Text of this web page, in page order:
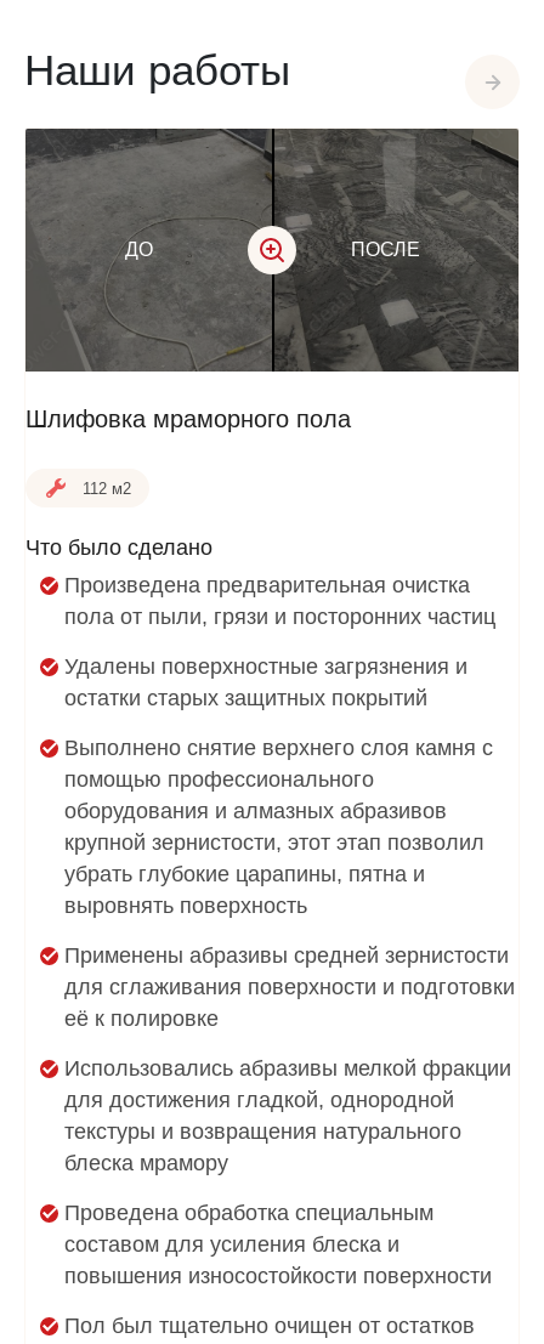
Наши работы
ДО ПОСЛЕ
Шлифовка мраморного пола
112 м2
Что было сделано
Произведена предварительная очистка
пола от пыли, грязи и посторонних частиц
Удалены поверхностные загрязнения и
остатки старых защитных покрытий
Выполнено снятие верхнего слоя камня с
помощью профессионального
оборудования и алмазных абразивов
крупной зернистости, этот этап позволил
убрать глубокие царапины, пятна и
выровнять поверхность
Применены абразивы средней зернистости
для сглаживания поверхности и подготовки
её к полировке
Использовались абразивы мелкой фракции
для достижения гладкой, однородной
текстуры и возвращения натурального
блеска мрамору
Проведена обработка специальным
составом для усиления блеска и
повышения износостойкости поверхности
Пол был тщательно очищен от остатков